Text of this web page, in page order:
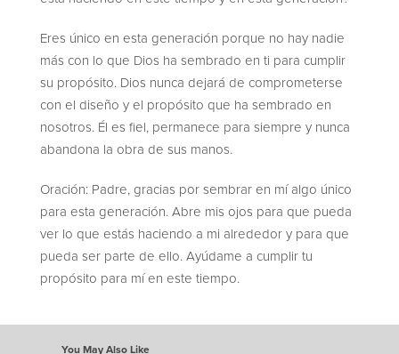
Eres único en esta generación porque no hay nadie
más con lo que Dios ha sembrado en ti para cumplir
su propósito. Dios nunca dejará de comprometerse
con el diseño y el propósito que ha sembrado en
nosotros. Él es fiel, permanece para siempre y nunca
abandona la obra de sus manos.
Oración: Padre, gracias por sembrar en mí algo único
para esta generación. Abre mis ojos para que pueda
ver lo que estás haciendo a mi alrededor y para que
pueda ser parte de ello. Ayúdame a cumplir tu
propósito para mí en este tiempo.
You May Also Like